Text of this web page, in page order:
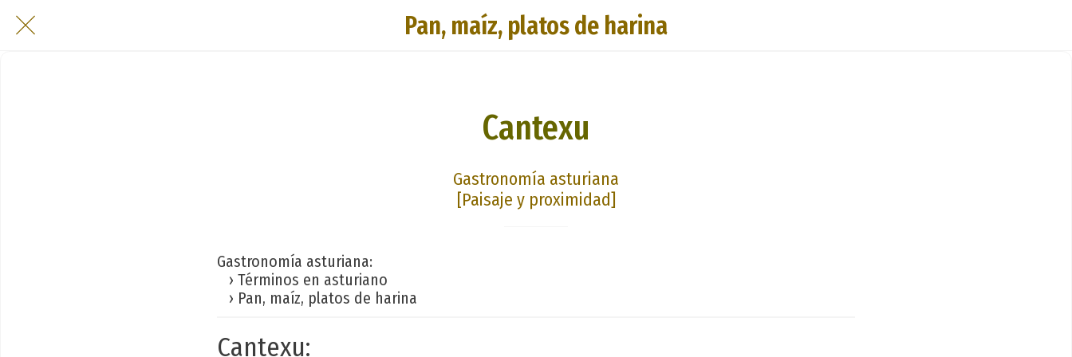
Pan, maíz, platos de harina
Cantexu
Gastronomía asturiana
[Paisaje y proximidad]
Gastronomía asturiana:
› Términos en asturiano
› Pan, maíz, platos de harina
Cantexu: